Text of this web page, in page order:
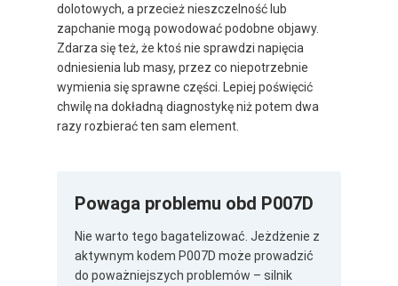
dolotowych, a przecież nieszczelność lub
zapchanie mogą powodować podobne objawy.
Zdarza się też, że ktoś nie sprawdzi napięcia
odniesienia lub masy, przez co niepotrzebnie
wymienia się sprawne części. Lepiej poświęcić
chwilę na dokładną diagnostykę niż potem dwa
razy rozbierać ten sam element.
Powaga problemu obd P007D
Nie warto tego bagatelizować. Jeżdżenie z
aktywnym kodem P007D może prowadzić
do poważniejszych problemów – silnik